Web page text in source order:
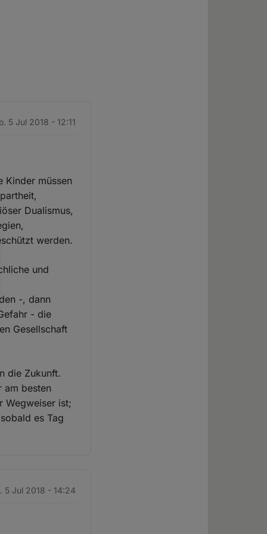
5 Jul 2018 - 12:11
Kinder müssen
Dualismus,
werden.
und
-, dann
- die
Gesellschaft
die Zukunft.
am besten
Wegweiser ist;
es Tag
5 Jul 2018 - 14:24